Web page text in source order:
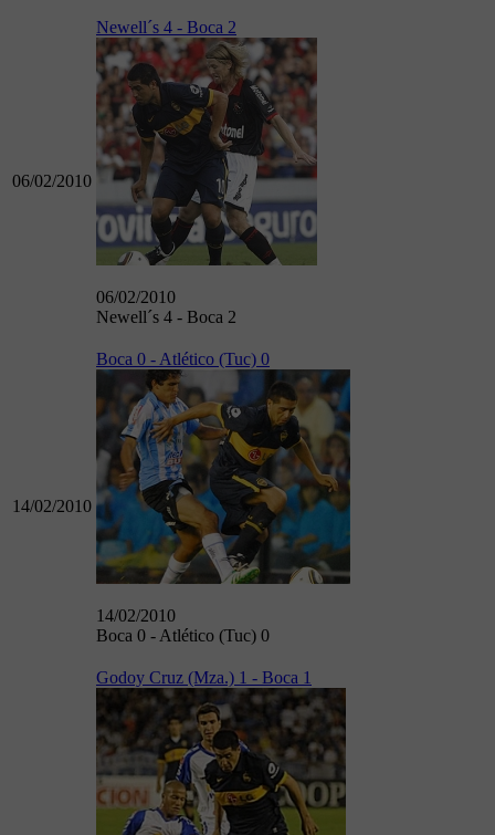
06/02/2010
Newell´s 4 - Boca 2
06/02/2010
Newell´s 4 - Boca 2
14/02/2010
Boca 0 - Atlético (Tuc) 0
14/02/2010
Boca 0 - Atlético (Tuc) 0
Godoy Cruz (Mza.) 1 - Boca 1